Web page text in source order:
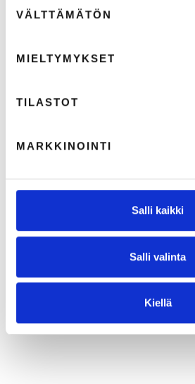
valinta
VÄLTTÄMÄTÖN
MIELTYMYKSET
TILASTOT
MARKKINOINTI
Salli kaikki
Salli valinta
Kiellä
*Haku on päättynyt*MK Koulutus: